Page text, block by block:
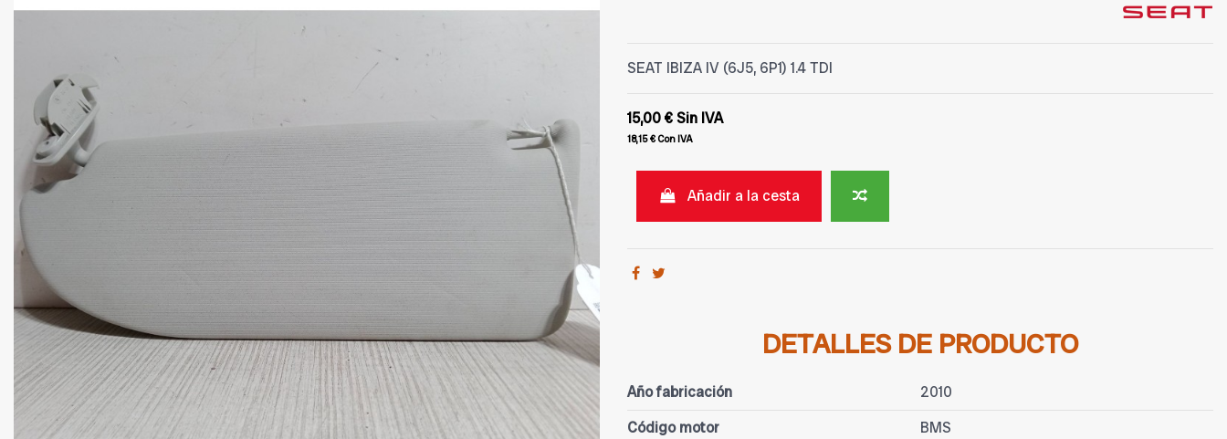
SEAT IBIZA IV (6J5, 6P1) 1.4 TDI
15,00 €Sin IVA
18,15 €Con IVA
Añadir a la cesta
DETALLES DE PRODUCTO
Año fabricación
2010
Código motor
BMS